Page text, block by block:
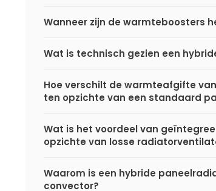
Wanneer zijn de warmteboosters
Wat is technisch gezien een
Hoe verschilt de warmteafgifte
ten opzichte van een standaard
Wat is het voordeel van
opzichte van losse
Waarom is een hybride
convector?